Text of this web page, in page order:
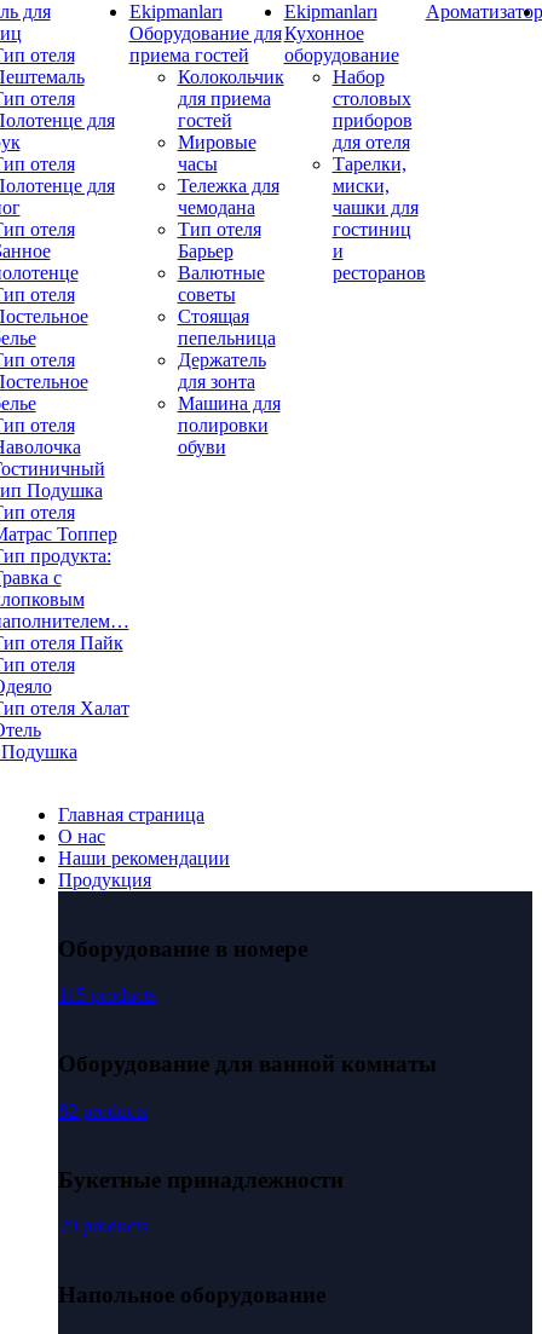
для
отеля
отеля
для
отеля
для
отеля
отеля
отеля
отеля
Подушка
отеля
Топпер
продукта:
с
отеля Пайк
отеля
отеля Халат
Оборудование для
приема гостей
Колокольчик
для приема
гостей
Мировые
часы
Тележка для
чемодана
Тип отеля
Барьер
Валютные
советы
Стоящая
пепельница
Держатель
для зонта
Машина для
полировки
обуви
Кухонное
оборудование
Набор
столовых
приборов
для отеля
Тарелки,
миски,
чашки для
гостиниц
и
ресторанов
Ароматизатор
Главная страница
О нас
Наши рекомендации
Продукция
Оборудование в номере
115 products
Оборудование для ванной комнаты
82 products
Букетные принадлежности
29 products
Напольное оборудование